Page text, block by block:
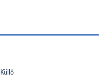
Küllő